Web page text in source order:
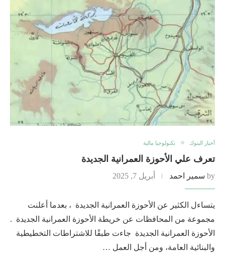
أخبار البنوك تكنولوجيا مالية
تعرف علي الأحوزة العمرانية الجديدة
by سمير احمد أبريل 7, 2025
يتساءل الكثير عن الأحوزة العمرانية الجديدة ، بعدما أعلنت
مجموعة من المحافظات عن خريطة الأحوزة العمرانية الجديدة .
الأحوزة العمرانية الجديدة جاءت طبقًا للاشتراطات التخطيطية
والبنائية العامة، ومن أجل العمل …